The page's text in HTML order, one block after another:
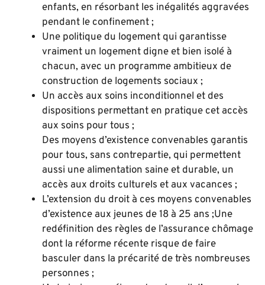
enfants, en résorbant les inégalités aggravées
pendant le confinement ;
Une politique du logement qui garantisse
vraiment un logement digne et bien isolé à
chacun, avec un programme ambitieux de
construction de logements sociaux ;
Un accès aux soins inconditionnel et des
dispositions permettant en pratique cet accès
aux soins pour tous ;
Des moyens d’existence convenables garantis
pour tous, sans contrepartie, qui permettent
aussi une alimentation saine et durable, un
accès aux droits culturels et aux vacances ;
L’extension du droit à ces moyens convenables
d’existence aux jeunes de 18 à 25 ans ;Une
redéfinition des règles de l’assurance chômage
dont la réforme récente risque de faire
basculer dans la précarité de très nombreuses
personnes ;